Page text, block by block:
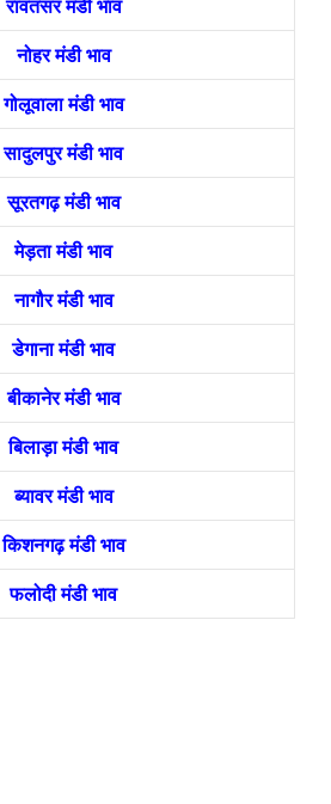
रावतसर मंडी भाव
नोहर मंडी भाव
गोलूवाला मंडी भाव
सादुलपुर मंडी भाव
सूरतगढ़ मंडी भाव
मेड़ता मंडी भाव
नागौर मंडी भाव
डेगाना मंडी भाव
बीकानेर मंडी भाव
बिलाड़ा मंडी भाव
ब्यावर मंडी भाव
किशनगढ़ मंडी भाव
फलोदी मंडी भाव